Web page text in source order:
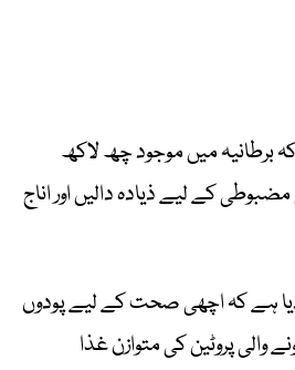
برطانیہ میں موجود چھ لاکھ
کے لیے ذیادہ دالیں اور اناج
ہے کہ اچھی صحت کے لیے پودوں
والی پروٹین کی متوازن غذا